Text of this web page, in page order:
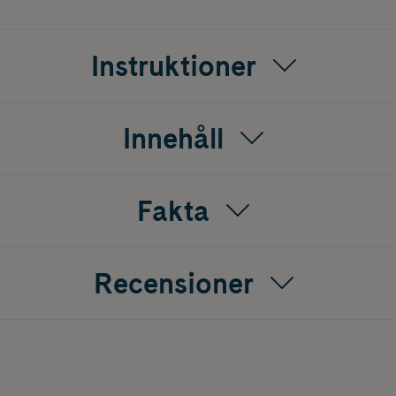
inte lämpliga för barn under 3 år på grund av kvävningsrisk.
Instruktioner
Innehåll
Fakta
Recensioner